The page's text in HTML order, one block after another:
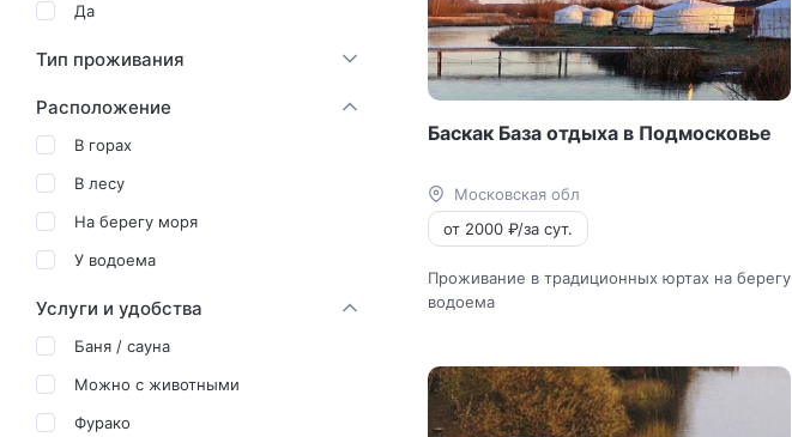
Да
Тип проживания
Расположение
В горах
В лесу
На берегу моря
У водоема
Услуги и удобства
Баня / сауна
Можно с животными
Фурако
Баскак База отдыха в Подмосковье
Московская обл
от 2000 ₽/за сут.
Проживание в традиционных юртах на берегу
водоема